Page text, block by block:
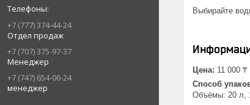
+7 (777) 374-44-24
Отдел продаж
+7 (707) 375-97-37
Менеджер
+7 (747) 654-06-24
менеджер
Выбирайте
Цена: 11 000 ₸
Способ
Объёмы: 20 л,